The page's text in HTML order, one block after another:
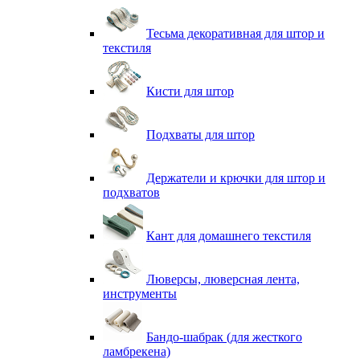
Тесьма декоративная для штор и
текстиля
Кисти для штор
Подхваты для штор
Держатели и крючки для штор и
подхватов
Кант для домашнего текстиля
Люверсы, люверсная лента,
инструменты
Бандо-шабрак (для жесткого
ламбрекена)